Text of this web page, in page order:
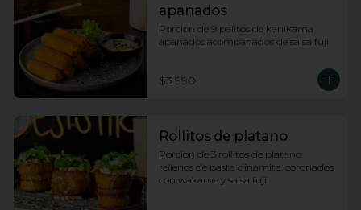
apanados
Porcion de 9 palitos de kanikama
apanados acompañados de salsa fuji
$3.990
Rollitos de platano
Porcion de 3 rollitos de platano
rellenos de pasta dinamita, coronados
con wakame y salsa fuji